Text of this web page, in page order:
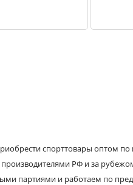
спорттовары оптом
РФ и за
партиями и работаем по